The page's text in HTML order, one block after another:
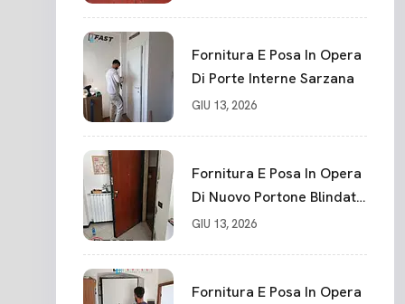
Punti La Spezia
Fornitura E Posa In Opera
Di Porte Interne Sarzana
GIU 13, 2026
Fornitura E Posa In Opera
Di Nuovo Portone Blindato
La Spezia
GIU 13, 2026
Fornitura E Posa In Opera